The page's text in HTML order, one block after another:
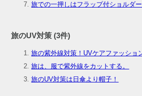
旅での一押しはフラップ付ショルダー
旅のUV対策 (3件)
旅の紫外線対策！UVケアファッショ
旅は、服で紫外線をカットする。
旅のUV対策は日傘より帽子！